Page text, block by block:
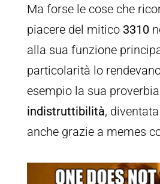
Ma forse le cose che
piacere del mitico 3310
alla sua funzione
particolarità lo
esempio la sua
indistruttibilità,
anche grazie a memes